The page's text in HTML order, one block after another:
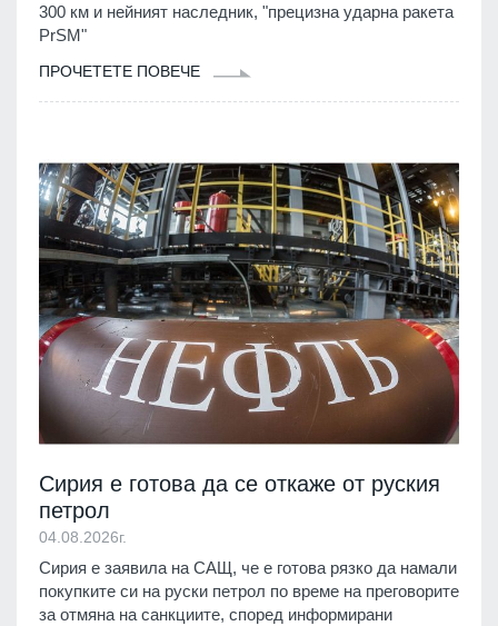
300 км и нейният наследник, "прецизна ударна ракета
PrSM"
ПРОЧЕТЕТЕ ПОВЕЧЕ
Сирия е готова да се откаже от руския
петрол
04.08.2026г.
Сирия е заявила на САЩ, че е готова рязко да намали
покупките си на руски петрол по време на преговорите
за отмяна на санкциите, според информирани